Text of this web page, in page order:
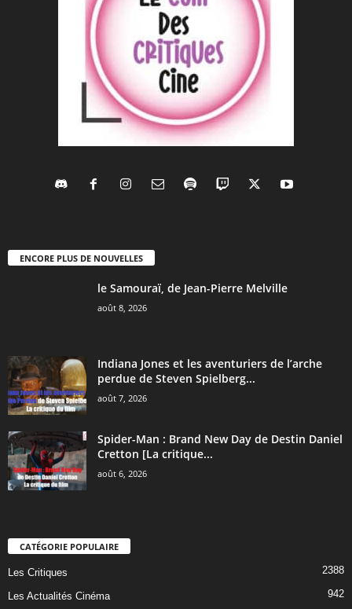
ENCORE PLUS DE NOUVELLES
le Samouraï, de Jean-Pierre Melville
août 8, 2026
Indiana Jones et les aventuriers de l’arche
perdue de Steven Spielberg...
août 7, 2026
Spider-Man : Brand New Day de Destin Daniel
Cretton [La critique...
août 6, 2026
CATÉGORIE POPULAIRE
Les Critiques 2388
Les Actualités Cinéma 942